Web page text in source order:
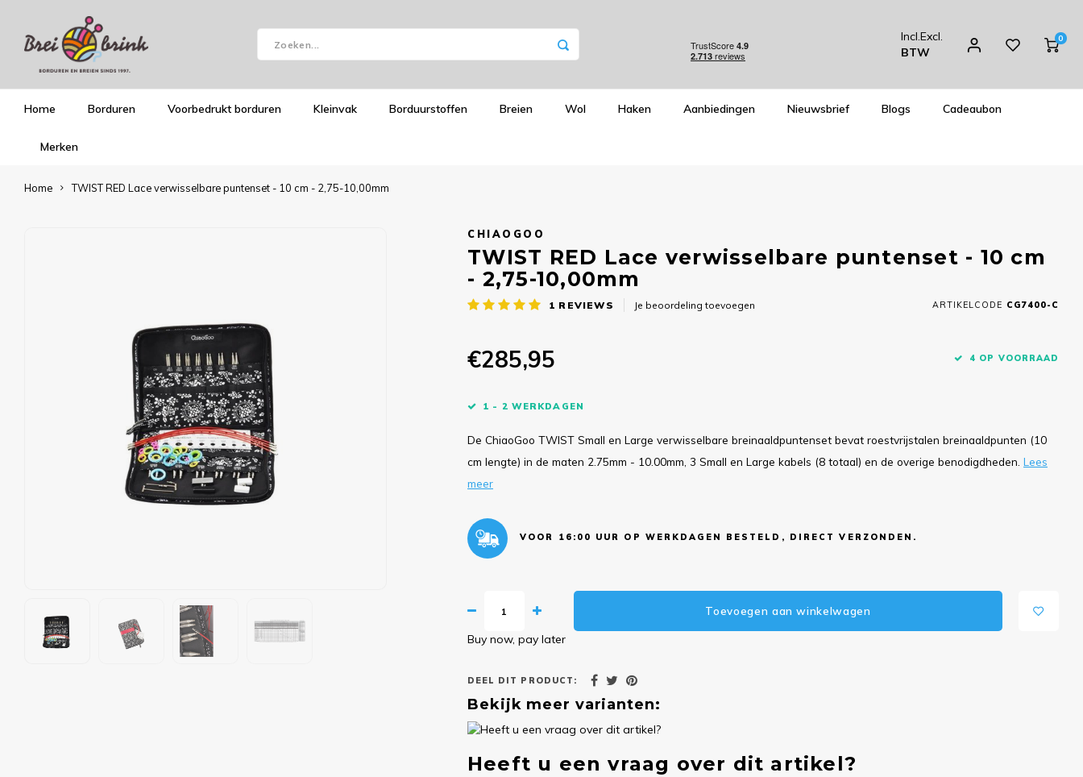
Incl.Excl.
BTW
0
Home Borduren Voorbedrukt borduren Kleinvak Borduurstoffen Breien Wol Haken Aanbiedingen Nieuwsbrief Blogs Cadeaubon
Merken
Home TWIST RED Lace verwisselbare puntenset - 10 cm - 2,75-10,00mm
CHIAOGOO
TWIST RED Lace verwisselbare puntenset - 10 cm
- 2,75-10,00mm
1 REVIEWS Je beoordeling toevoegen ARTIKELCODE CG7400-C
€285,95 4 OP VOORRAAD
1 - 2 WERKDAGEN
De ChiaoGoo TWIST Small en Large verwisselbare breinaaldpuntenset bevat roestvrijstalen breinaaldpunten (10
cm lengte) in de maten 2.75mm - 10.00mm, 3 Small en Large kabels (8 totaal) en de overige benodigdheden. Lees
meer
VOOR 16:00 UUR OP WERKDAGEN BESTELD, DIRECT VERZONDEN.
Toevoegen aan winkelwagen
Buy now, pay later
DEEL DIT PRODUCT:
Bekijk meer varianten:
Heeft u een vraag over dit artikel?